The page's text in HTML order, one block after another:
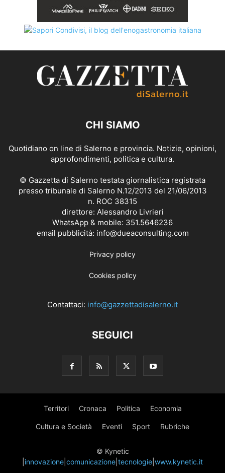
CHI SIAMO
Quotidiano on line di Salerno e provincia. Notizie, opinioni,
approfondimenti, politica e cultura.
© Gazzetta di Salerno testata giornalistica registrata
presso tribunale di Salerno N.12/2013 del 21/06/2013
n. ROC 38315
direttore: Alessandro Livrieri
WhatsApp & mobile: 351.5646236
email pubblicità: info@dueaconsulting.com
Privacy policy
Cookies policy
Contattaci: info@gazzettadisalerno.it
SEGUICI
Territori Cronaca Politica Economia
Cultura e Società Eventi Sport Rubriche
© Kynetic
innovazione comunicazione tecnologie www.kynetic.it